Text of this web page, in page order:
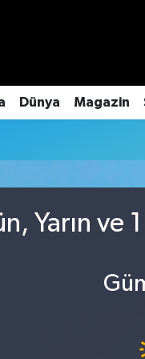
Dünya Magazin
Yarın ve